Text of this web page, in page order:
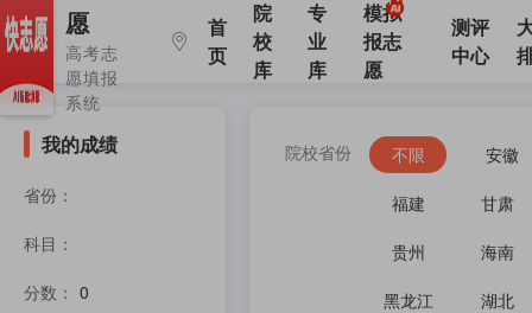
愿
高考志
愿填报
系统
首
页
院
校
库
专
业
库
模拟
报志
愿
测评
中心
我的成绩
省份：
科目：
分数： 0
院校省份 不限 安徽
福建 甘肃
贵州 海南
黑龙江 湖北